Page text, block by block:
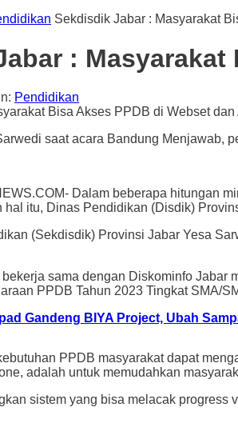
Sekdisdik Jabar : Masyarakat
: Masyarakat
In: Pendidikan
saat acara Bandung Menjawab,
Dalam beberapa hitungan
hal itu, Dinas Pendidikan (Disdik)
(Sekdisdik) Provinsi Jabar Yesa
bekerja sama dengan Diskominfo
PPDB Tahun 2023 Tingkat SMA/
Gandeng BIYA Project, Ubah
PPDB masyarakat dapat
adalah untuk memudahkan
sistem yang bisa melacak